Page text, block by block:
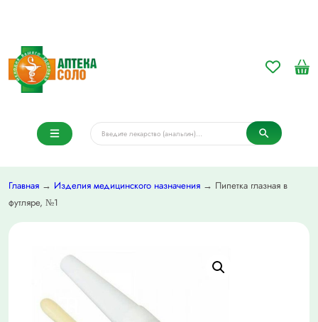
Главная → Изделия медицинского назначения → Пипетка глазная в
футляре, №1